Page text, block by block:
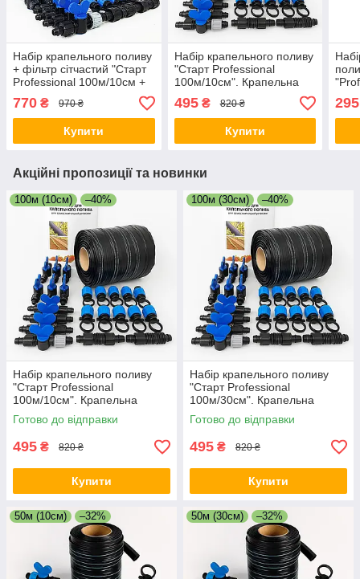
Набір крапельного поливу
+ фільтр сітчастий "Старт
Professional 100м/10см +
фільтр". Крапельна
стрічка, краники.
770 ₴ 970 ₴
Купити
Набір крапельного поливу
"Старт Professional
100м/10см". Крапельна
стрічка, краники, заглушки,
ремонтники.
495₴ 820 ₴
Купити
295
Акційні пропозиції та новинки
100м (10см) –40%
Набір крапельного поливу
"Старт Professional
100м/10см". Крапельна
стрічка, краники, заглушки,
ремонтники.
Готово до відправки
495 ₴ 820 ₴
Купити
100м (30см) –40%
Набір крапельного поливу
"Старт Professional
100м/30см". Крапельна
стрічка, краники, заглушки,
ремонтники.
Готово до відправки
495 ₴ 820 ₴
Купити
50м (10см) –32% 50м (30см) –32%